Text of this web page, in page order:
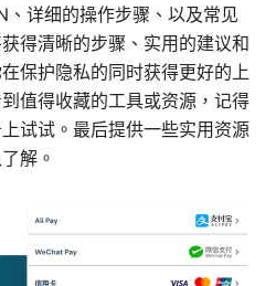
详细的操作步骤、以及常见
得清晰的步骤、实用的建议和
保护隐私的同时获得更好的上
值得收藏的工具或资源，记得
试试。最后提供一些实用资源
解。